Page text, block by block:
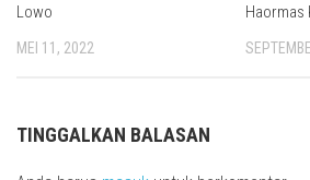
Lowo
MEI 11, 2022
Haormas
TINGGALKAN BALASAN